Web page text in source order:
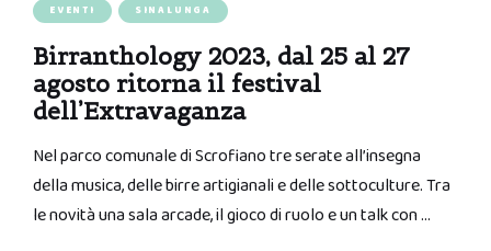
EVENTI SINALUNGA
Birranthology 2023, dal 25 al 27
agosto ritorna il festival
dell’Extravaganza
Nel parco comunale di Scrofiano tre serate all’insegna
della musica, delle birre artigianali e delle sottoculture. Tra
le novità una sala arcade, il gioco di ruolo e un talk con …